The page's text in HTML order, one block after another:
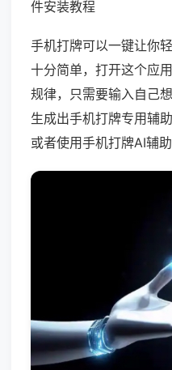
件安装教程
手机打牌可以一键让你
十分简单，打开这个应
规律，只需要输入自己
生成出手机打牌专用辅
或者使用手机打牌AI辅